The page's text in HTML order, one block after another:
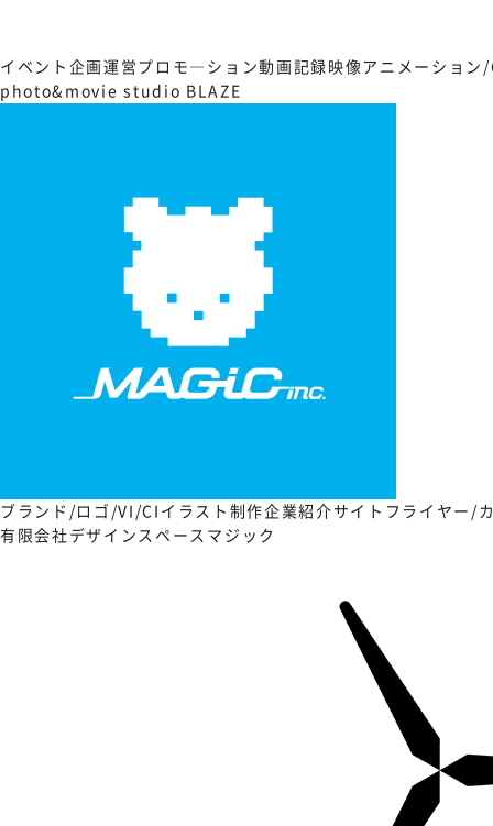
イベント企画運営 プロモ―ション動画記録映像 アニメーション
photo&movie studio BLAZE
ブランド/ロゴ/VI/CI イラスト制作企業紹介サイト フライヤー/
有限会社デザインスペースマジック